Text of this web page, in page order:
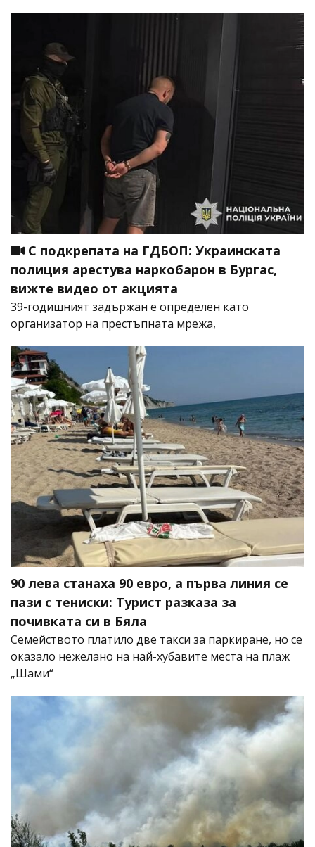
С подкрепата на ГДБОП: Украинската
полиция арестува наркобарон в Бургас,
вижте видео от акцията
39-годишният задържан е определен като
организатор на престъпната мрежа,
90 лева станаха 90 евро, а първа линия се
пази с тениски: Турист разказа за
почивката си в Бяла
Семейството платило две такси за паркиране, но се
оказало нежелано на най-хубавите места на плаж
„Шами“